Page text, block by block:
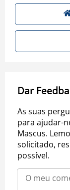
Dar
As suas
para ajudar-
Mascus.
solicitado,
possível.